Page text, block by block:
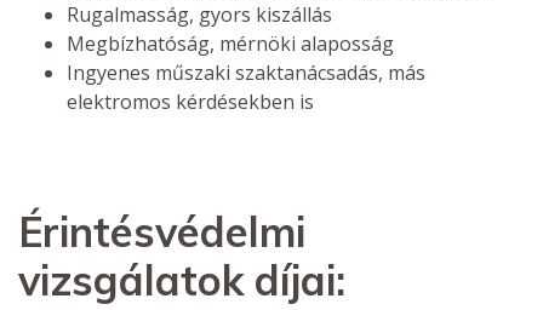
Rugalmasság, gyors kiszállás
Megbízhatóság, mérnöki alaposság
Ingyenes műszaki szaktanácsadás, más
elektromos kérdésekben is
Érintésvédelmi
vizsgálatok díjai: